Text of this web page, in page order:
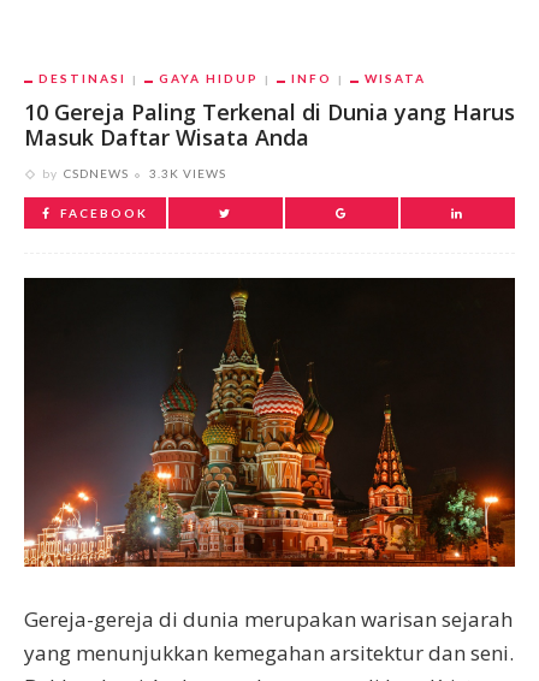
DESTINASI GAYA HIDUP INFO WISATA
10 Gereja Paling Terkenal di Dunia yang Harus
Masuk Daftar Wisata Anda
by CSDNEWS 3.3K VIEWS
FACEBOOK
Gereja-gereja di dunia merupakan warisan sejarah
yang menunjukkan kemegahan arsitektur dan seni.